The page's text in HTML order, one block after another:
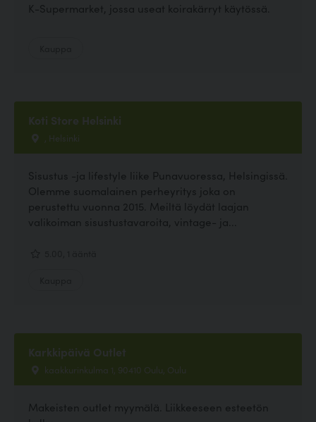
K-Supermarket, jossa useat koirakärryt käytössä.
Koti Store Helsinki
, Helsinki
Sisustus -ja lifestyle liike Punavuoressa, Helsingissä.
Olemme suomalainen perheyritys joka on
perustettu vuonna 2015. Meiltä löydät laajan
valikoiman sisustustavaroita, vintage- ja...
Karkkipäivä Outlet
kaakkurinkulma 1, 90410 Oulu, Oulu
Makeisten outlet myymälä. Liikkeeseen esteetön